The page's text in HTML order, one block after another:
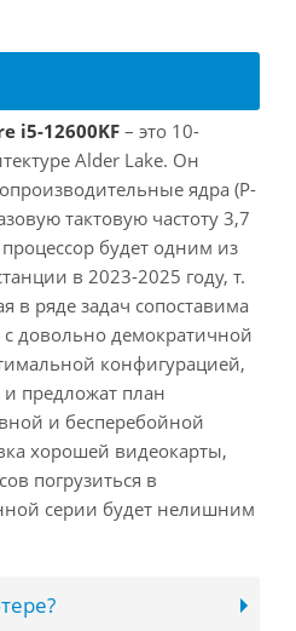
i5-12600KF – это 10-
Alder Lake. Он
ядра (P-
тактовую частоту 3,7
будет одним из
в 2023-2025 году, т.
в ряде задач сопоставима
с довольно демократичной
конфигурацией,
предложат план
и бесперебойной
хорошей видеокарты,
погрузиться в
серии будет нелишним